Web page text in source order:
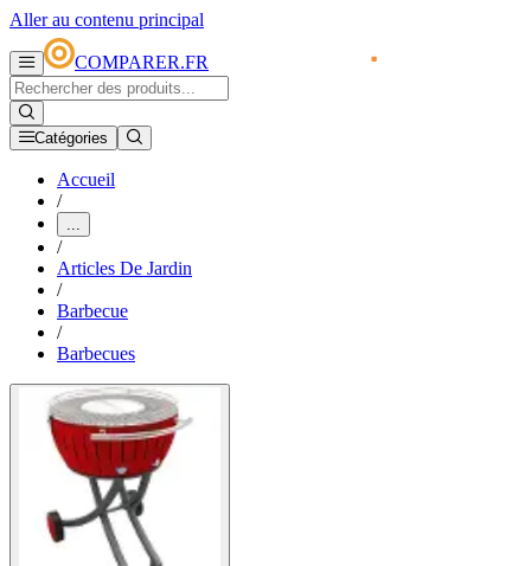
Aller au contenu principal
COMPARER.FR
Catégories
Accueil
/
...
/
Articles De Jardin
/
Barbecue
/
Barbecues